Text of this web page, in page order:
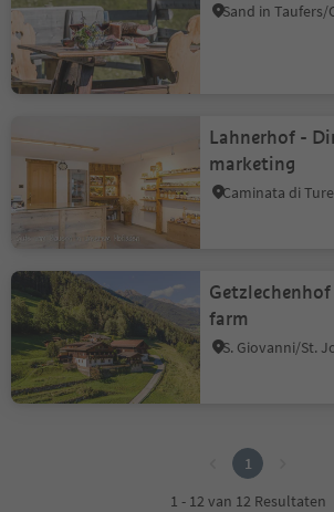
Lahnerhof -
marketing
farm
1
1 - 12 van 12 Resultaten